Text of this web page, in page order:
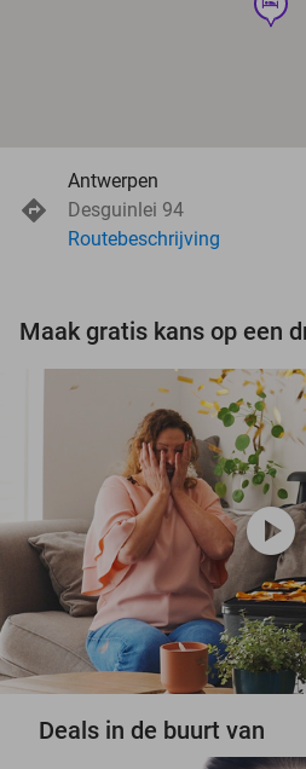
hotel
Antwerpen
Desguinlei 94
Routebeschrijving
play_circle
Deals in de buurt van